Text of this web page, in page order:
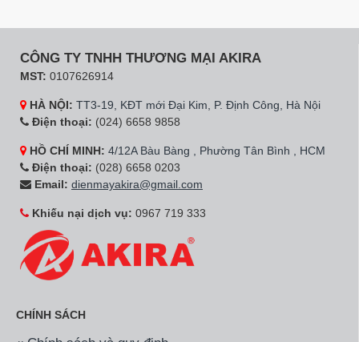
Hãng: Sharp Mã SP: KS-NR191STVSS
Nồi cơm điện sharp KS-
NR191STVSS 1.8 Lít
1.200.000đ
NR181STVSS 1.8 Lít
1.190.000đ